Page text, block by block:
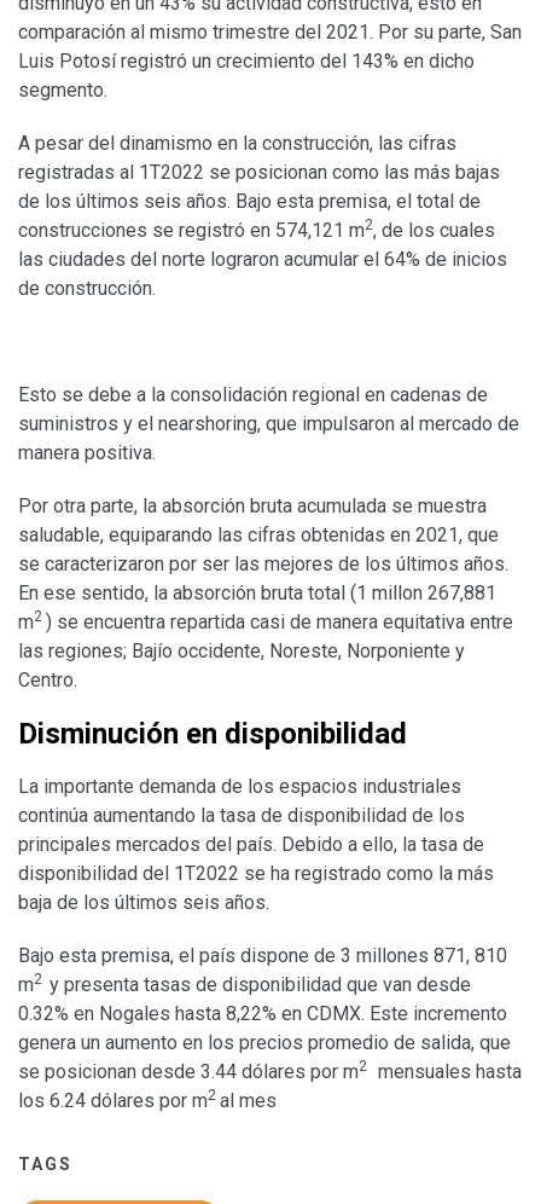
comparación al mismo trimestre del 2021. Por su parte, San
Luis Potosí registró un crecimiento del 143% en dicho
segmento.
A pesar del dinamismo en la construcción, las cifras
registradas al 1T2022 se posicionan como las más bajas
de los últimos seis años. Bajo esta premisa, el total de
construcciones se registró en 574,121 m2, de los cuales
las ciudades del norte lograron acumular el 64% de inicios
de construcción.
Esto se debe a la consolidación regional en cadenas de
suministros y el nearshoring, que impulsaron al mercado de
manera positiva.
Por otra parte, la absorción bruta acumulada se muestra
saludable, equiparando las cifras obtenidas en 2021, que
se caracterizaron por ser las mejores de los últimos años.
En ese sentido, la absorción bruta total (1 millon 267,881
m2 ) se encuentra repartida casi de manera equitativa entre
las regiones; Bajío occidente, Noreste, Norponiente y
Centro.
Disminución en disponibilidad
La importante demanda de los espacios industriales
continúa aumentando la tasa de disponibilidad de los
principales mercados del país. Debido a ello, la tasa de
disponibilidad del 1T2022 se ha registrado como la más
baja de los últimos seis años.
Bajo esta premisa, el país dispone de 3 millones 871, 810
m2 y presenta tasas de disponibilidad que van desde
0.32% en Nogales hasta 8,22% en CDMX. Este incremento
genera un aumento en los precios promedio de salida, que
se posicionan desde 3.44 dólares por m2 mensuales hasta
los 6.24 dólares por m2 al mes
TAGS